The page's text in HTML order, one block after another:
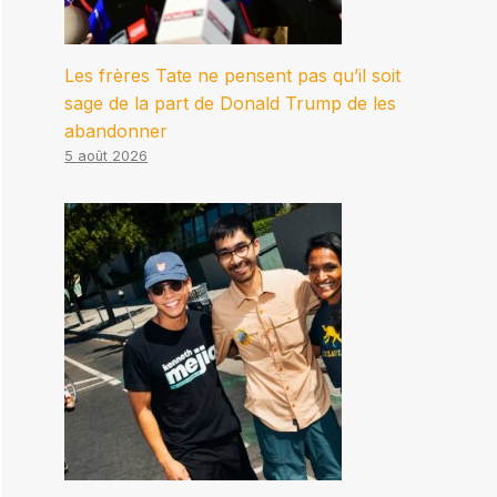
Les frères Tate ne pensent pas qu’il soit
sage de la part de Donald Trump de les
abandonner
5 août 2026